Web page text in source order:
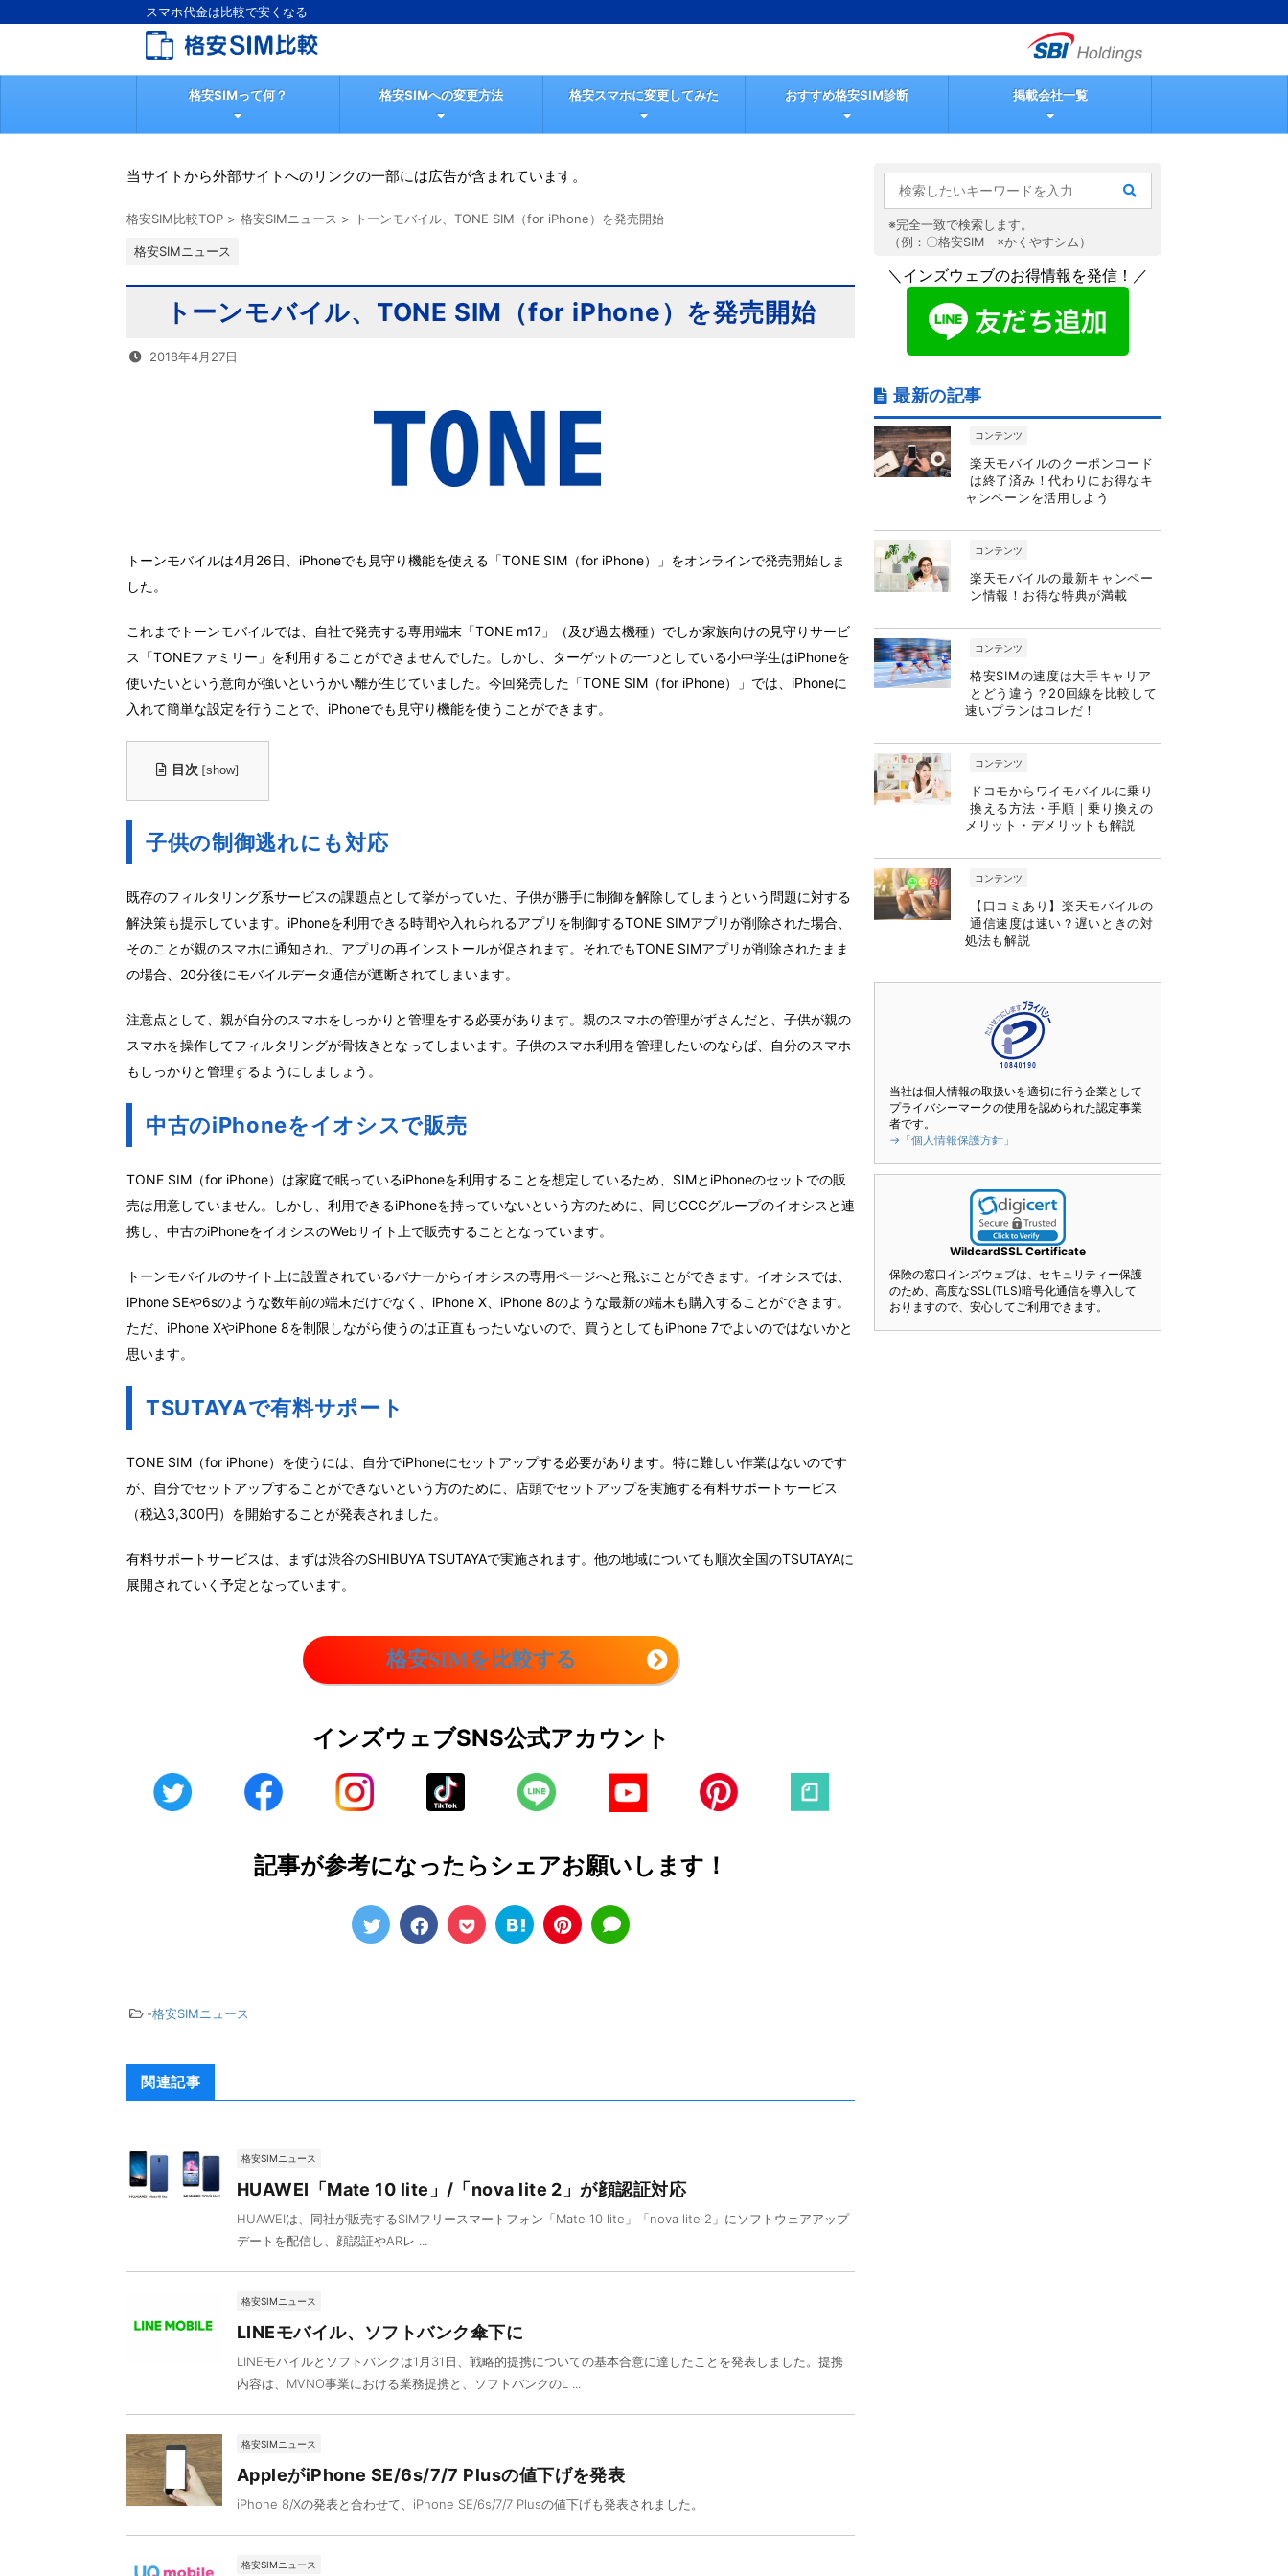
スマホ代金は比較で安くなる
格安SIMって何？ 格安SIMへの変更方法 格安スマホに変更してみた おすすめ格安SIM診断 掲載会社一覧
当サイトから外部サイトへのリンクの一部には広告が含まれています。
格安SIM比較TOP > 格安SIMニュース > トーンモバイル、TONE SIM（for iPhone）を発売開始
格安SIMニュース
トーンモバイル、TONE SIM（for iPhone）を発売開始
2018年4月27日
トーンモバイルは4月26日、iPhoneでも見守り機能を使える「TONE SIM（for iPhone）」をオンラインで発売開始しま
した。
これまでトーンモバイルでは、自社で発売する専用端末「TONE m17」（及び過去機種）でしか家族向けの見守りサービ
ス「TONEファミリー」を利用することができませんでした。しかし、ターゲットの一つとしている小中学生はiPhoneを
使いたいという意向が強いというかい離が生じていました。今回発売した「TONE SIM（for iPhone）」では、iPhoneに
入れて簡単な設定を行うことで、iPhoneでも見守り機能を使うことができます。
目次 [show]
子供の制御逃れにも対応
既存のフィルタリング系サービスの課題点として挙がっていた、子供が勝手に制御を解除してしまうという問題に対する
解決策も提示しています。iPhoneを利用できる時間や入れられるアプリを制御するTONE SIMアプリが削除された場合、
そのことが親のスマホに通知され、アプリの再インストールが促されます。それでもTONE SIMアプリが削除されたまま
の場合、20分後にモバイルデータ通信が遮断されてしまいます。
注意点として、親が自分のスマホをしっかりと管理をする必要があります。親のスマホの管理がずさんだと、子供が親の
スマホを操作してフィルタリングが骨抜きとなってしまいます。子供のスマホ利用を管理したいのならば、自分のスマホ
もしっかりと管理するようにしましょう。
中古のiPhoneをイオシスで販売
TONE SIM（for iPhone）は家庭で眠っているiPhoneを利用することを想定しているため、SIMとiPhoneのセットでの販
売は用意していません。しかし、利用できるiPhoneを持っていないという方のために、同じCCCグループのイオシスと連
携し、中古のiPhoneをイオシスのWebサイト上で販売することとなっています。
トーンモバイルのサイト上に設置されているバナーからイオシスの専用ページへと飛ぶことができます。イオシスでは、
iPhone SEや6sのような数年前の端末だけでなく、iPhone X、iPhone 8のような最新の端末も購入することができます。
ただ、iPhone XやiPhone 8を制限しながら使うのは正直もったいないので、買うとしてもiPhone 7でよいのではないかと
思います。
TSUTAYAで有料サポート
TONE SIM（for iPhone）を使うには、自分でiPhoneにセットアップする必要があります。特に難しい作業はないのです
が、自分でセットアップすることができないという方のために、店頭でセットアップを実施する有料サポートサービス
（税込3,300円）を開始することが発表されました。
有料サポートサービスは、まずは渋谷のSHIBUYA TSUTAYAで実施されます。他の地域についても順次全国のTSUTAYAに
展開されていく予定となっています。
格安SIMを比較する
インズウェブSNS公式アカウント
記事が参考になったらシェアお願いします！
-格安SIMニュース
関連記事
格安SIMニュース
HUAWEI「Mate 10 lite」/「nova lite 2」が顔認証対応
HUAWEIは、同社が販売するSIMフリースマートフォン「Mate 10 lite」「nova lite 2」にソフトウェアアップ
デートを配信し、顔認証やARレ ...
格安SIMニュース
LINEモバイル、ソフトバンク傘下に
LINEモバイルとソフトバンクは1月31日、戦略的提携についての基本合意に達したことを発表しました。提携
内容は、MVNO事業における業務提携と、ソフトバンクのL ...
格安SIMニュース
AppleがiPhone SE/6s/7/7 Plusの値下げを発表
iPhone 8/Xの発表と合わせて、iPhone SE/6s/7/7 Plusの値下げも発表されました。
格安SIMニュース
※完全一致で検索します。
（例：〇格安SIM ×かくやすシム）
＼インズウェブのお得情報を発信！／
最新の記事
コンテンツ
楽天モバイルのクーポンコード
は終了済み！代わりにお得なキ
ャンペーンを活用しよう
コンテンツ
楽天モバイルの最新キャンペー
ン情報！お得な特典が満載
コンテンツ
格安SIMの速度は大手キャリア
とどう違う？20回線を比較して
速いプランはコレだ！
コンテンツ
ドコモからワイモバイルに乗り
換える方法・手順｜乗り換えの
メリット・デメリットも解説
コンテンツ
【口コミあり】楽天モバイルの
通信速度は速い？遅いときの対
処法も解説
当社は個人情報の取扱いを適切に行う企業として
プライバシーマークの使用を認められた認定事業
者です。
→「個人情報保護方針」
WildcardSSL Certificate
保険の窓口インズウェブは、セキュリティー保護
のため、高度なSSL(TLS)暗号化通信を導入して
おりますので、安心してご利用できます。